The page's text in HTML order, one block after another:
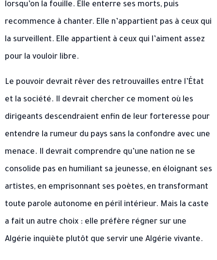
lorsqu’on la fouille. Elle enterre ses morts, puis
recommence à chanter. Elle n’appartient pas à ceux qui
la surveillent. Elle appartient à ceux qui l’aiment assez
pour la vouloir libre.
Le pouvoir devrait rêver des retrouvailles entre l’État
et la société. Il devrait chercher ce moment où les
dirigeants descendraient enfin de leur forteresse pour
entendre la rumeur du pays sans la confondre avec une
menace. Il devrait comprendre qu’une nation ne se
consolide pas en humiliant sa jeunesse, en éloignant ses
artistes, en emprisonnant ses poètes, en transformant
toute parole autonome en péril intérieur. Mais la caste
a fait un autre choix : elle préfère régner sur une
Algérie inquiète plutôt que servir une Algérie vivante.